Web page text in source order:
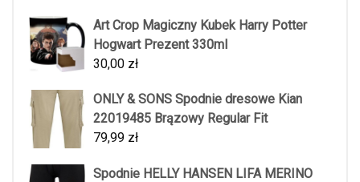
Art Crop Magiczny Kubek Harry Potter
Hogwart Prezent 330ml
30,00 zł
ONLY & SONS Spodnie dresowe Kian
22019485 Brązowy Regular Fit
79,99 zł
Spodnie HELLY HANSEN LIFA MERINO